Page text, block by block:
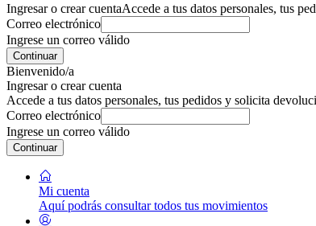
Ingresar o crear cuentaAccede a tus datos personales, tus
Correo electrónico
Ingrese un correo válido
Continuar
Bienvenido/a
Ingresar o crear cuenta
Accede a tus datos personales, tus pedidos y solicita
Correo electrónico
Ingrese un correo válido
Continuar
Mi cuenta
Aquí podrás consultar todos tus movimientos